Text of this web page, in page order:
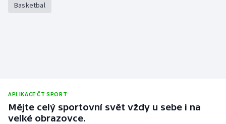
Plážový volejbal
Ragby
Basketbal
APLIKACE ČT SPORT
Mějte celý sportovní svět vždy u sebe i na
velké obrazovce.